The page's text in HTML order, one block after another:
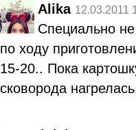
Alika 12.03.2011
Специально
по ходу
15-20.. Пока
сковорода